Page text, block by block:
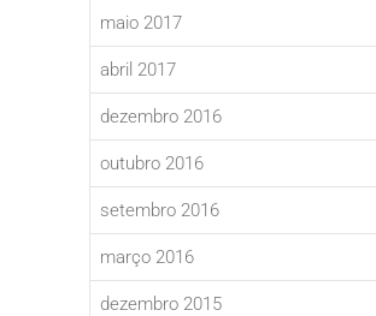
maio 2017
abril 2017
dezembro 2016
outubro 2016
setembro 2016
março 2016
dezembro 2015